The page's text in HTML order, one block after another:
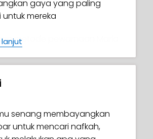
gaya yang paling
untuk mereka
metode pewarnaan Maria
dengan karakter lain
pentingnya komunikasi
kaitannya dengan gaya
senang membayangkan
untuk mencari nafkah,